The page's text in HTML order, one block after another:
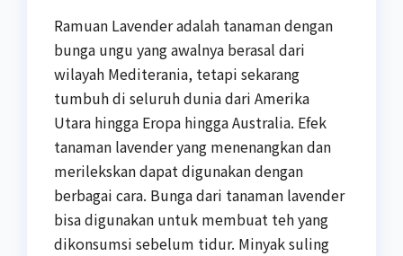
Ramuan Lavender adalah tanaman dengan
bunga ungu yang awalnya berasal dari
wilayah Mediterania, tetapi sekarang
tumbuh di seluruh dunia dari Amerika
Utara hingga Eropa hingga Australia. Efek
tanaman lavender yang menenangkan dan
merilekskan dapat digunakan dengan
berbagai cara. Bunga dari tanaman lavender
bisa digunakan untuk membuat teh yang
dikonsumsi sebelum tidur. Minyak suling